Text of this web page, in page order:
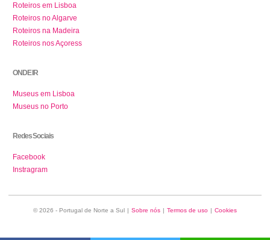
Roteiros em Lisboa
Roteiros no Algarve
Roteiros na Madeira
Roteiros nos Açoress
ONDE IR
Museus em Lisboa
Museus no Porto
Redes Sociais
Facebook
Instragram
© 2026 - Portugal de Norte a Sul | Sobre nós | Termos de uso | Cookies